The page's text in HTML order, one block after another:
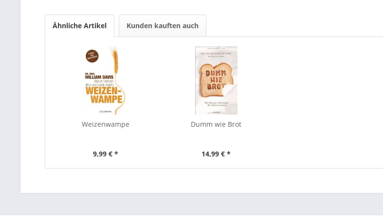
Ähnliche Artikel Kunden kauften auch
Weizenwampe
9,99 € *
Dumm wie Brot
14,99 € *